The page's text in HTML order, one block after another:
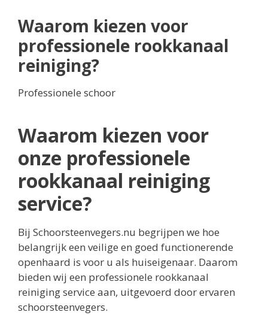
Waarom kiezen voor
professionele rookkanaal
reiniging?
Professionele schoor
Waarom kiezen voor
onze professionele
rookkanaal reiniging
service?
Bij Schoorsteenvegers.nu begrijpen we hoe
belangrijk een veilige en goed functionerende
openhaard is voor u als huiseigenaar. Daarom
bieden wij een professionele rookkanaal
reiniging service aan, uitgevoerd door ervaren
schoorsteenvegers.